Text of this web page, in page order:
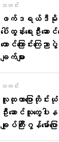
သတင်း
ဖက်ဒရယ်ဒီမိုက​
ပေါ်ထွန်းရေးဦးဆ
ထောင်​ကြောင်း​က
ချက်များ
သတင်း
လူထုဟာပြောတို
ဦးဆောင်သူတွေပ
ချုပ်ကြီးဂွန်မော်ပြော